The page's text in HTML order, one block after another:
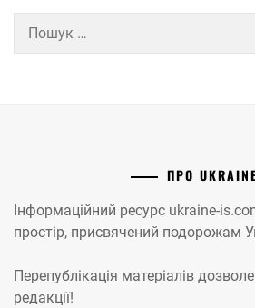
ПРО
Інформаційний ресурс ukraine-
простір, присвячений подорожам
Перепублікація матеріалів
редакції!